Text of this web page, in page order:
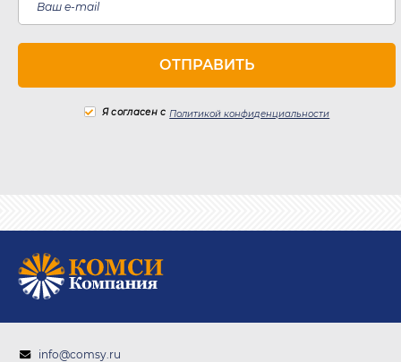
Я согласен с Политикой конфиденциальности
info@comsy.ru